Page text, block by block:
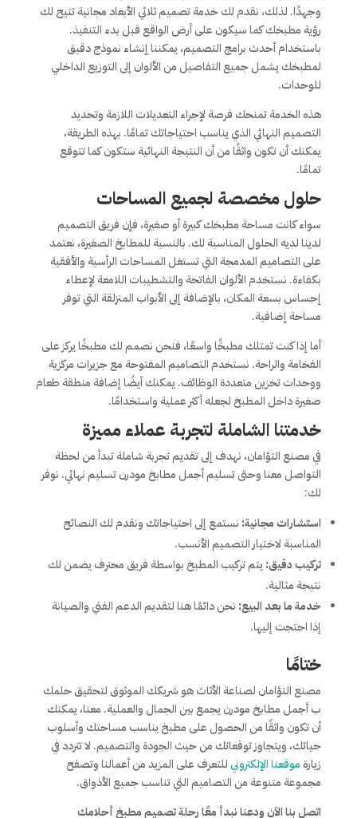
وجهدًا. لذلك، نقدم لك خدمة تصميم ثلاثي الأبعاد مجانية تتيح لك
رؤية مطبخك كما سيكون على أرض الواقع قبل بدء التنفيذ.
باستخدام أحدث برامج التصميم، يمكننا إنشاء نموذج دقيق
لمطبخك يشمل جميع التفاصيل من الألوان إلى التوزيع الداخلي
للوحدات.
هذه الخدمة تمنحك فرصة لإجراء التعديلات اللازمة وتحديد
التصميم النهائي الذي يناسب احتياجاتك تمامًا. بهذه الطريقة،
يمكنك أن تكون واثقًا من أن النتيجة النهائية ستكون كما تتوقع
تمامًا.
حلول مخصصة لجميع المساحات
سواء كانت مساحة مطبخك كبيرة أو صغيرة، فإن فريق التصميم
لدينا لديه الحلول المناسبة لك. بالنسبة للمطابخ الصغيرة، نعتمد
على التصاميم المدمجة التي تستغل المساحات الرأسية والأفقية
بكفاءة. نستخدم الألوان الفاتحة والتشطيبات اللامعة لإعطاء
إحساس بسعة المكان، بالإضافة إلى الأبواب المنزلقة التي توفر
مساحة إضافية.
أما إذا كنت تمتلك مطبخًا واسعًا، فنحن نصمم لك مطبخًا يركز على
الفخامة والراحة. نستخدم التصاميم المفتوحة مع جزيرات مركزية
ووحدات تخزين متعددة الوظائف. يمكنك أيضًا إضافة منطقة طعام
صغيرة داخل المطبخ لجعله أكثر عملية واستخدامًا.
خدمتنا الشاملة لتجربة عملاء مميزة
في مصنع التؤامان، نهدف إلى تقديم تجربة شاملة تبدأ من لحظة
التواصل معنا وحتى تسليم أجمل مطابخ مودرن تسليم نهائي. نوفر
لك:
استشارات مجانية: نستمع إلى احتياجاتك ونقدم لك النصائح
المناسبة لاختيار التصميم الأنسب.
تركيب دقيق:يتم تركيب المطبخ بواسطة فريق محترف يضمن لك
نتيجة مثالية.
خدمة ما بعد البيع: نحن دائمًا هنا لتقديم الدعم الفني والصيانة
إذا احتجت إليها.
ختامًا
مصنع التؤامان لصناعة الأثاث هو شريكك الموثوق لتحقيق حلمك
ب أجمل مطابخ مودرن يجمع بين الجمال والعملية. معنا، يمكنك
أن تكون واثقًا من الحصول على مطبخ يناسب مساحتك وأسلوب
حياتك، ويتجاوز توقعاتك من حيث الجودة والتصميم. لا تتردد في
زيارة موقعنا الإلكترونيللتعرف على المزيد من أعمالنا وتصفح
مجموعة متنوعة من التصاميم التي تناسب جميع الأذواق.
اتصل بنا الآن ودعنا نبدأ معًا رحلة تصميم مطبخ أحلامك